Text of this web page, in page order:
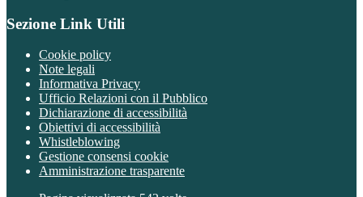
Sezione Link Utili
Cookie policy
Note legali
Informativa Privacy
Ufficio Relazioni con il Pubblico
Dichiarazione di accessibilità
Obiettivi di accessibilità
Whistleblowing
Gestione consensi cookie
Amministrazione trasparente